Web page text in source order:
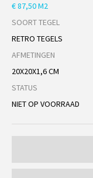
€ 87,50 M2
SOORT TEGEL
RETRO TEGELS
AFMETINGEN
20X20X1,6 CM
STATUS
NIET OP VOORRAAD